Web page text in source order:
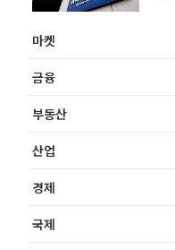
마켓
금융
부동산
산업
경제
국제